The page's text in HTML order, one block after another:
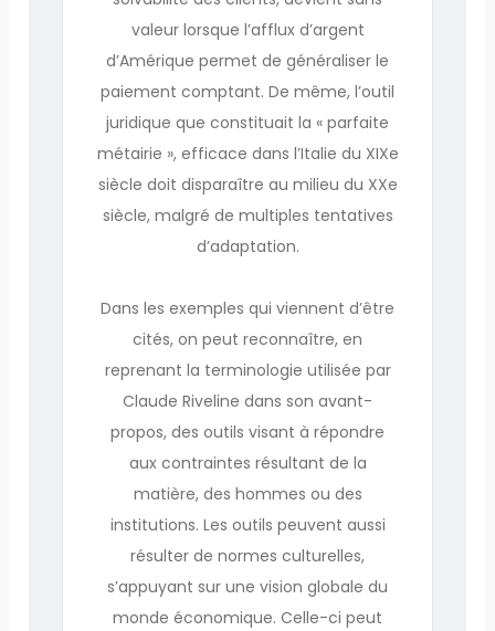
valeur lorsque l’afflux d’argent
d’Amérique permet de généraliser le
paiement comptant. De même, l’outil
juridique que constituait la « parfaite
métairie », efficace dans l’Italie du XIXe
siècle doit disparaître au milieu du XXe
siècle, malgré de multiples tentatives
d’adaptation.
Dans les exemples qui viennent d’être
cités, on peut reconnaître, en
reprenant la terminologie utilisée par
Claude Riveline dans son avant-
propos, des outils visant à répondre
aux contraintes résultant de la
matière, des hommes ou des
institutions. Les outils peuvent aussi
résulter de normes culturelles,
s’appuyant sur une vision globale du
monde économique. Celle-ci peut